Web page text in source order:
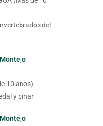
del
10 anos)
y pinar